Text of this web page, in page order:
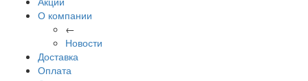
О компании
←
Новости
Доставка
Оплата